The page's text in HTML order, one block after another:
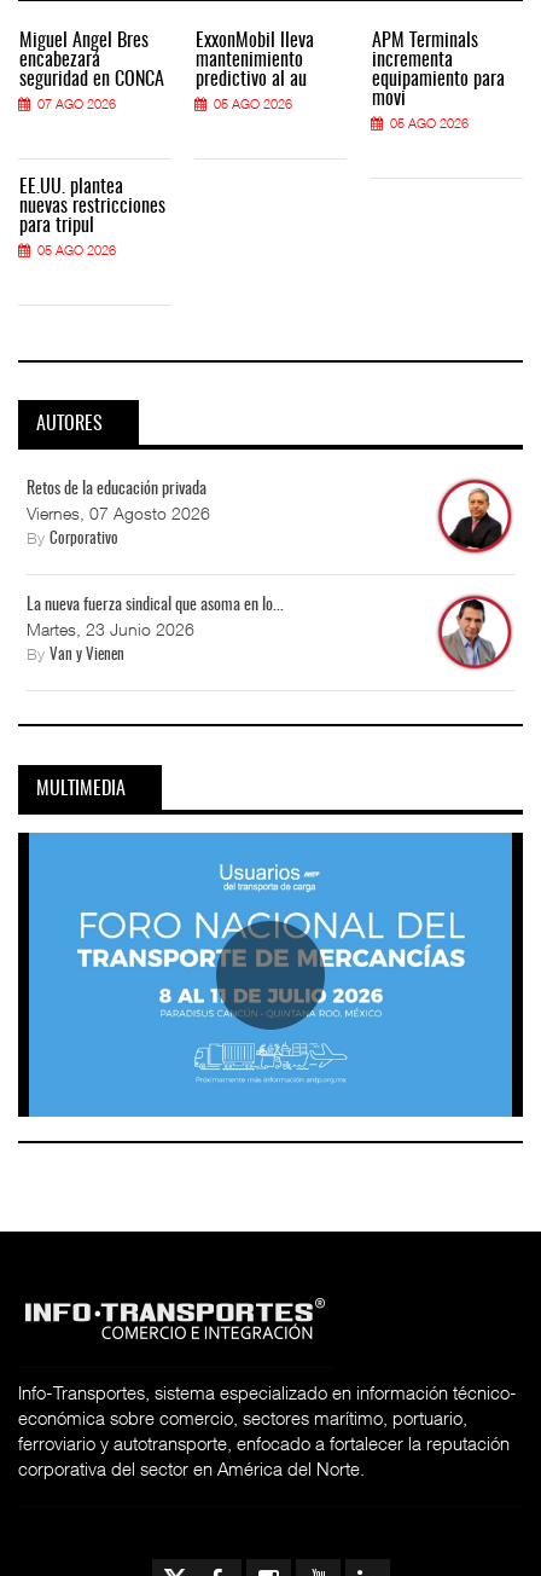
Miguel Ángel Bres
encabezará
seguridad en CONCA
07 AGO 2026
EE.UU. plantea
nuevas restricciones
para tripul
05 AGO 2026
ExxonMobil lleva
mantenimiento
predictivo al au
05 AGO 2026
APM Terminals
incrementa
equipamiento para
movi
05 AGO 2026
AUTORES
Retos de la educación privada
Viernes, 07 Agosto 2026
By Corporativo
La nueva fuerza sindical que asoma en lo...
Martes, 23 Junio 2026
By Van y Vienen
MULTIMEDIA
Info-Transportes, sistema especializado en información técnico-
económica sobre comercio, sectores marítimo, portuario,
ferroviario y autotransporte, enfocado a fortalecer la reputación
corporativa del sector en América del Norte.